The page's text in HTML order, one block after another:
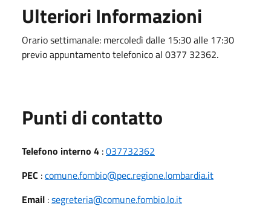
Ulteriori Informazioni
Orario settimanale: mercoledì dalle 15:30 alle 17:30
previo appuntamento telefonico al 0377 32362.
Punti di contatto
Telefono interno 4 :037732362
PEC :comune.fombio@pec.regione.lombardia.it
Email :segreteria@comune.fombio.lo.it